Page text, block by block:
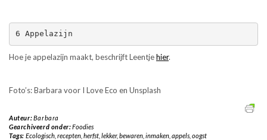
6 Appelazijn
Hoe je appelazijn maakt, beschrijft Leentjehier.
Foto’s: Barbara voor I Love Eco en Unsplash
Auteur:Barbara
Gearchiveerd onder:Foodies
Tags: Ecologisch, recepten, herfst, lekker, bewaren, inmaken, appels, oogst